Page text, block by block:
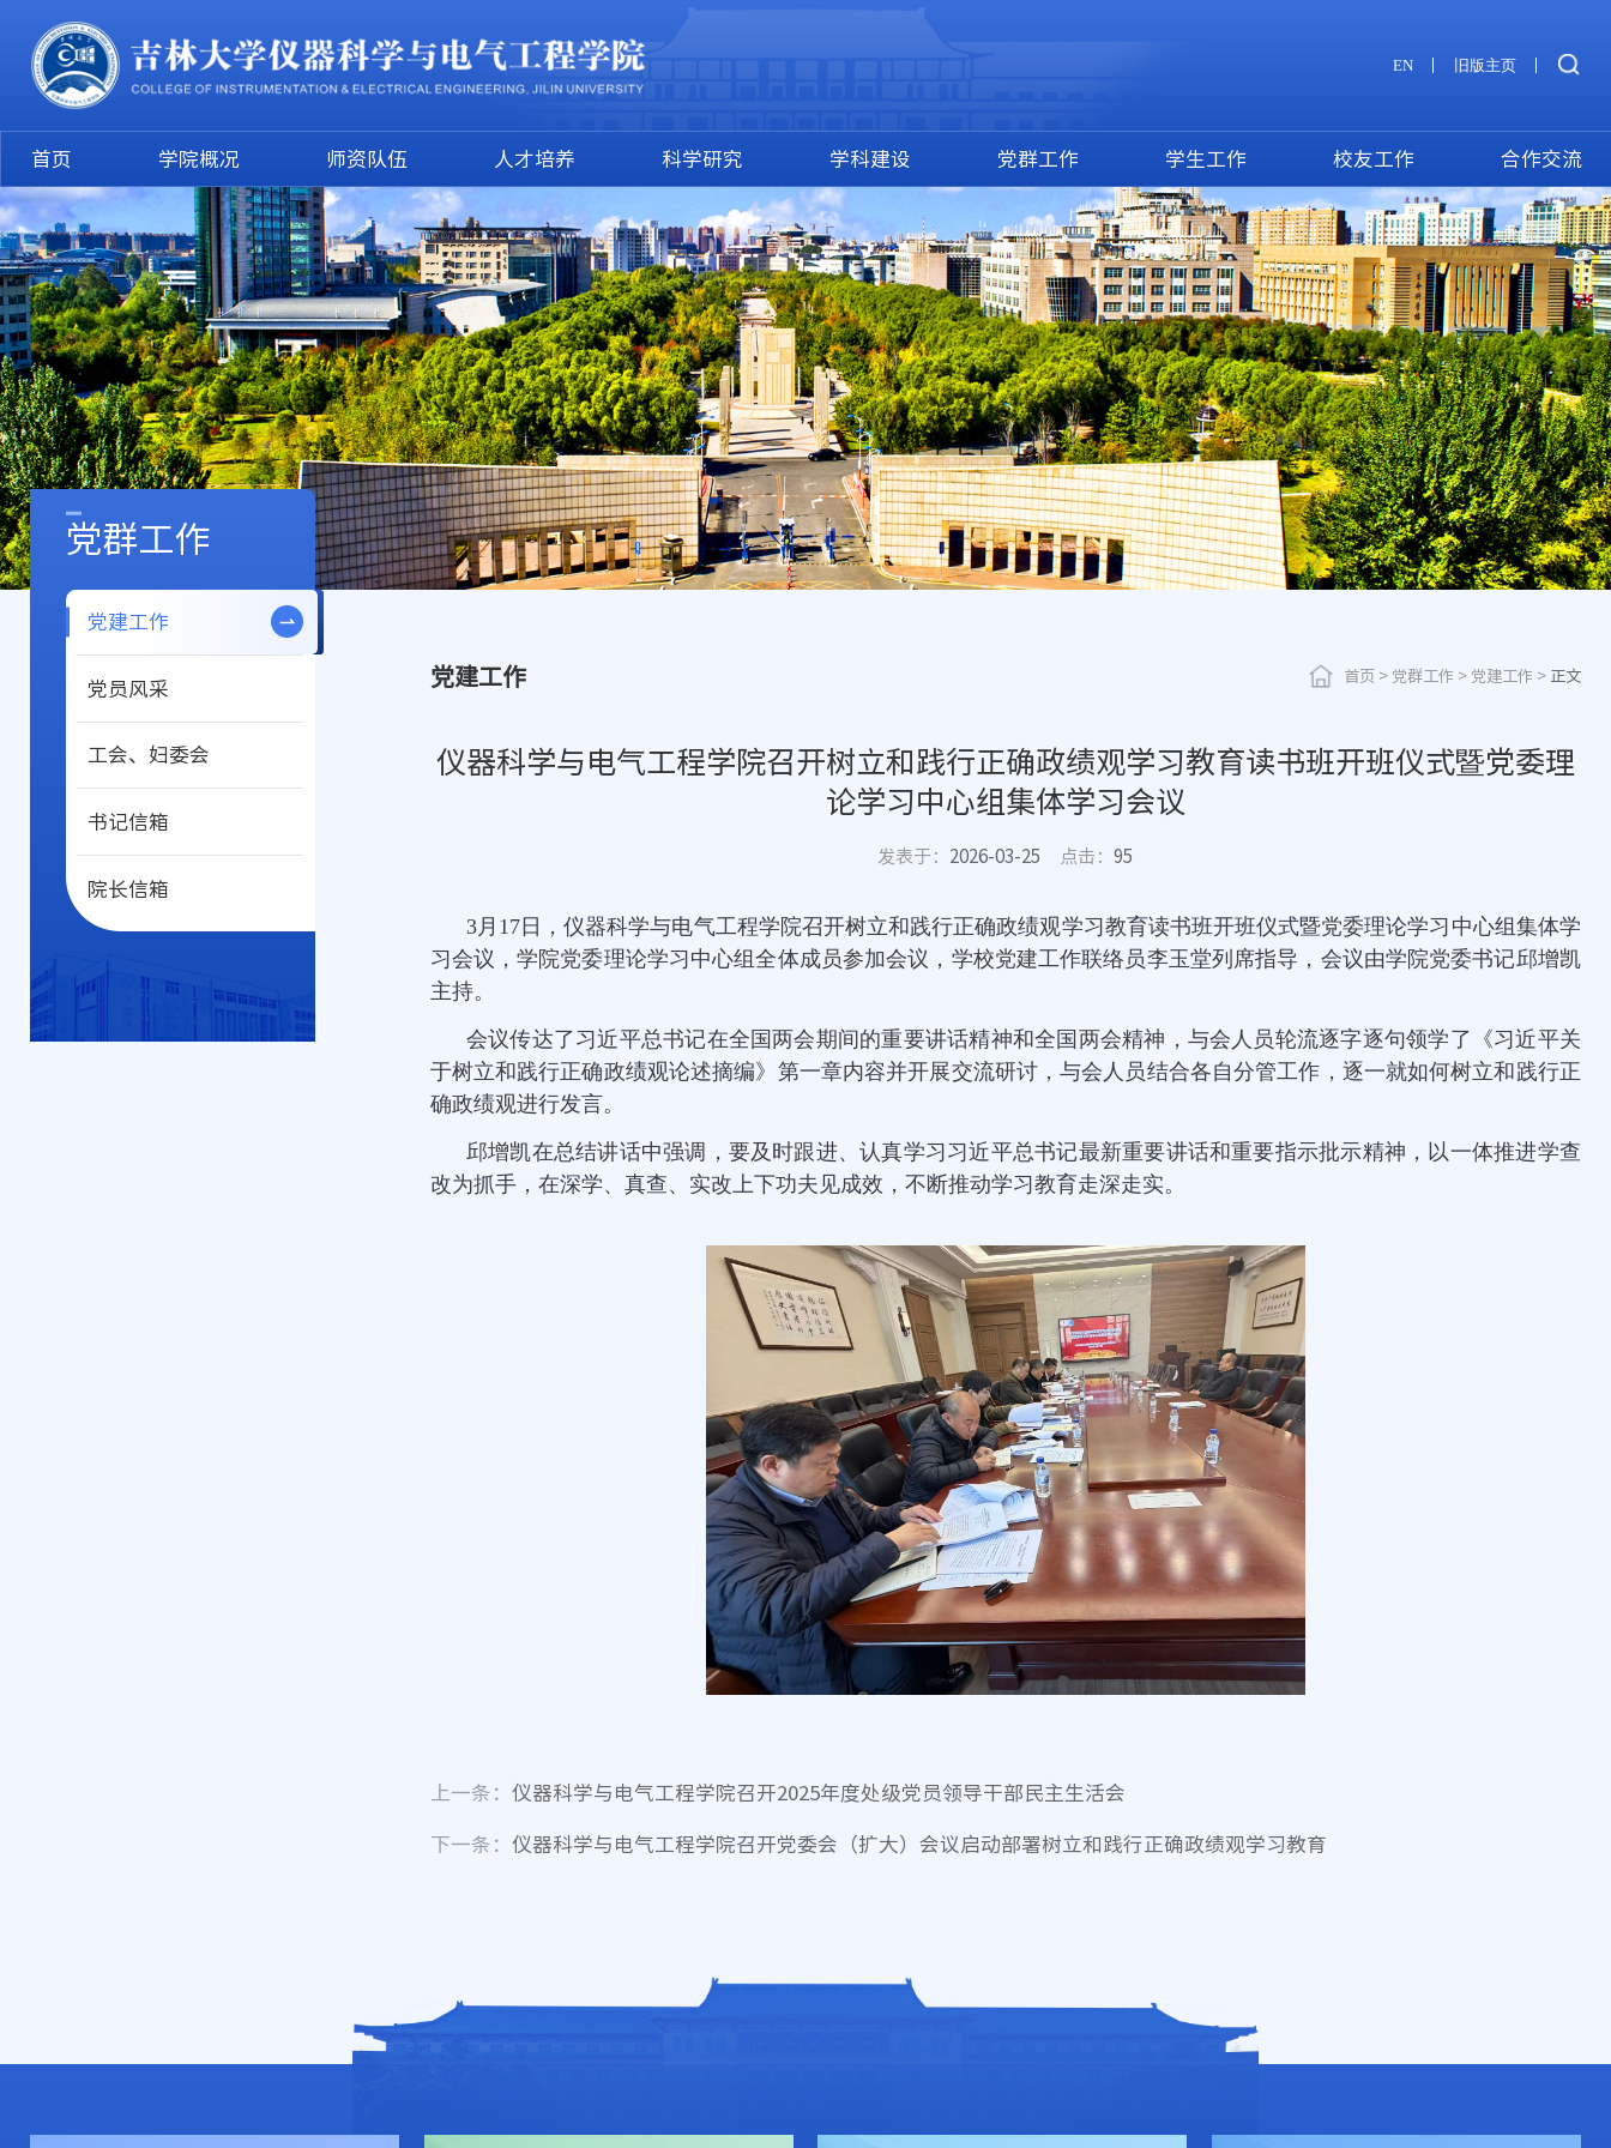
EN 旧版主页
首页 学院概况 师资队伍 人才培养 科学研究 学科建设 党群工作 学生工作 校友工作 合作交流
党群工作
党建工作
党员风采
工会、妇委会
书记信箱
院长信箱
党建工作 首页 > 党群工作 > 党建工作 > 正文
仪器科学与电气工程学院召开树立和践行正确政绩观学习教育读书班开班仪式暨党委理
论学习中心组集体学习会议
发表于： 2026-03-25 点击：95
3月17日，仪器科学与电气工程学院召开树立和践行正确政绩观学习教育读书班开班仪式暨党委理论学习中心组集体学
习会议，学院党委理论学习中心组全体成员参加会议，学校党建工作联络员李玉堂列席指导，会议由学院党委书记邱增凯
主持。
会议传达了习近平总书记在全国两会期间的重要讲话精神和全国两会精神，与会人员轮流逐字逐句领学了《习近平关
于树立和践行正确政绩观论述摘编》第一章内容并开展交流研讨，与会人员结合各自分管工作，逐一就如何树立和践行正
确政绩观进行发言。
邱增凯在总结讲话中强调，要及时跟进、认真学习习近平总书记最新重要讲话和重要指示批示精神，以一体推进学查
改为抓手，在深学、真查、实改上下功夫见成效，不断推动学习教育走深走实。
上一条： 仪器科学与电气工程学院召开2025年度处级党员领导干部民主生活会
下一条： 仪器科学与电气工程学院召开党委会（扩大）会议启动部署树立和践行正确政绩观学习教育